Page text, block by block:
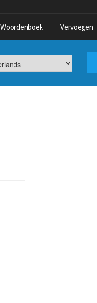
Woordenboek Vervoegen